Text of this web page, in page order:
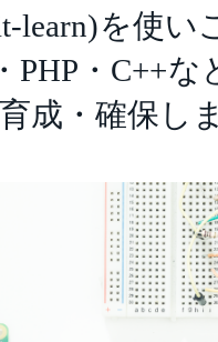
learn)を使
PHP・C++
成・確保し